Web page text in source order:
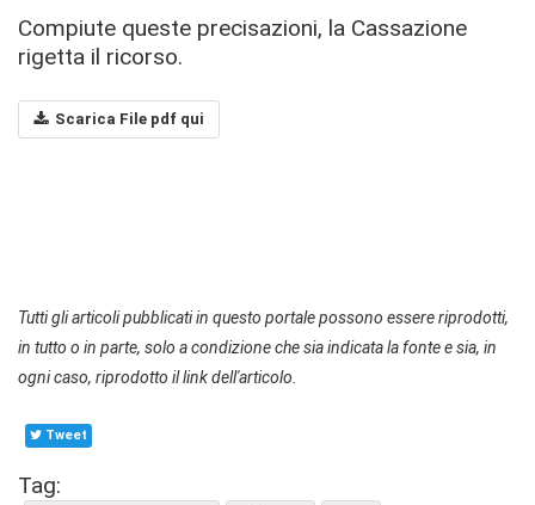
Compiute queste precisazioni, la Cassazione
rigetta il ricorso.
Scarica File pdf qui
Tutti gli articoli pubblicati in questo portale possono essere riprodotti,
in tutto o in parte, solo a condizione che sia indicata la fonte e sia, in
ogni caso, riprodotto il link dell'articolo.
Tweet
Tag: